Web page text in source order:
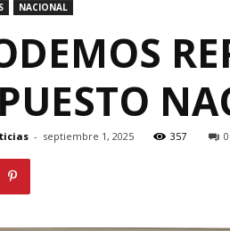
NACIONAL
- septiembre 1, 2025 357 0